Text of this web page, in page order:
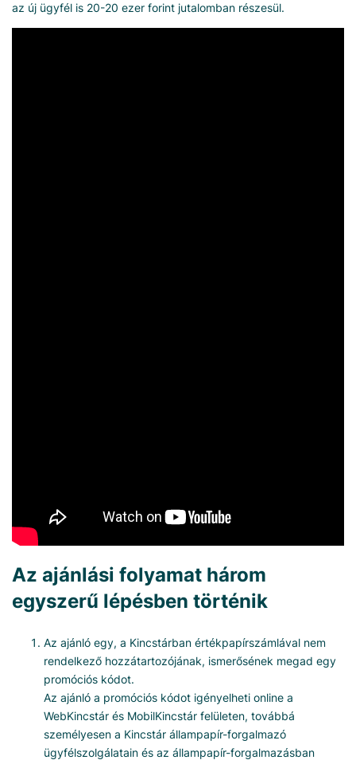
az új ügyfél is 20-20 ezer forint jutalomban részesül.
Az ajánlási folyamat három
egyszerű lépésben történik
Az ajánló egy, a Kincstárban értékpapírszámlával nem
rendelkező hozzátartozójának, ismerősének megad egy
promóciós kódot.
Az ajánló a promóciós kódot igényelheti online a
WebKincstár és MobilKincstár felületen, továbbá
személyesen a Kincstár állampapír-forgalmazó
ügyfélszolgálatain és az állampapír-forgalmazásban